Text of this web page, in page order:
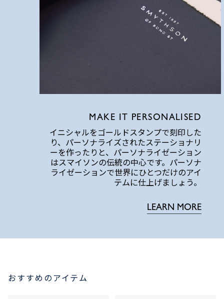
MAKE IT PERSONALISED
イニシャルをゴールドスタンプで刻印した
り、パーソナライズされたステーショナリ
ーを作ったりと、パーソナライゼーション
はスマイソンの伝統の中心です。パーソナ
ライゼーションで世界にひとつだけのアイ
テムに仕上げましょう。
LEARN MORE
おすすめのアイテム